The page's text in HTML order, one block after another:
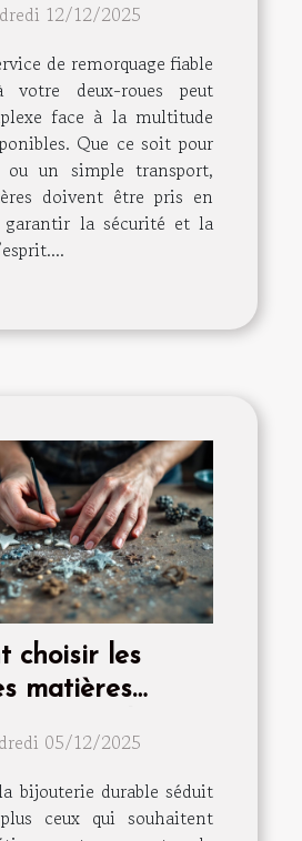
?12/12/2025
de remorquage fiable
deux-roues peut
face à la multitude
Que ce soit pour
ou un simple transport,
doivent être pris en
garantir la sécurité et la
choisir les
matières
05/12/2025
bijouterie durable séduit
ceux qui souhaitent